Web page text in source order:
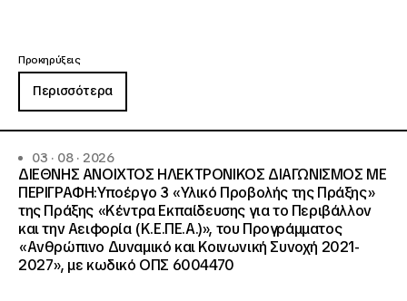
Προκηρύξεις
Περισσότερα
03 · 08 · 2026
ΔΙΕΘΝΗΣ ΑΝΟΙΧΤΟΣ ΗΛΕΚΤΡΟΝΙΚΟΣ ΔΙΑΓΩΝΙΣΜΟΣ ΜΕ
ΠΕΡΙΓΡΑΦΗ:Υποέργο 3 «Υλικό Προβολής της Πράξης»
της Πράξης «Κέντρα Εκπαίδευσης για το Περιβάλλον
και την Αειφορία (Κ.Ε.ΠΕ.Α.)», του Προγράμματος
«Ανθρώπινο Δυναμικό και Κοινωνική Συνοχή 2021-
2027», με κωδικό ΟΠΣ 6004470